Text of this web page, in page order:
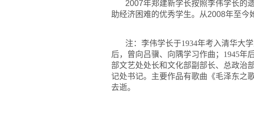
2007年郑建新学长按照李伟学长的
助经济困难的优秀学生。从2008年至今
注：李伟学长于1934年考入清华大
后，曾向吕骥、向隅学习作曲；1945年
部文艺处处长和文化部副部长、总政治
记处书记。主要作品有歌曲《毛泽东之
去逝。